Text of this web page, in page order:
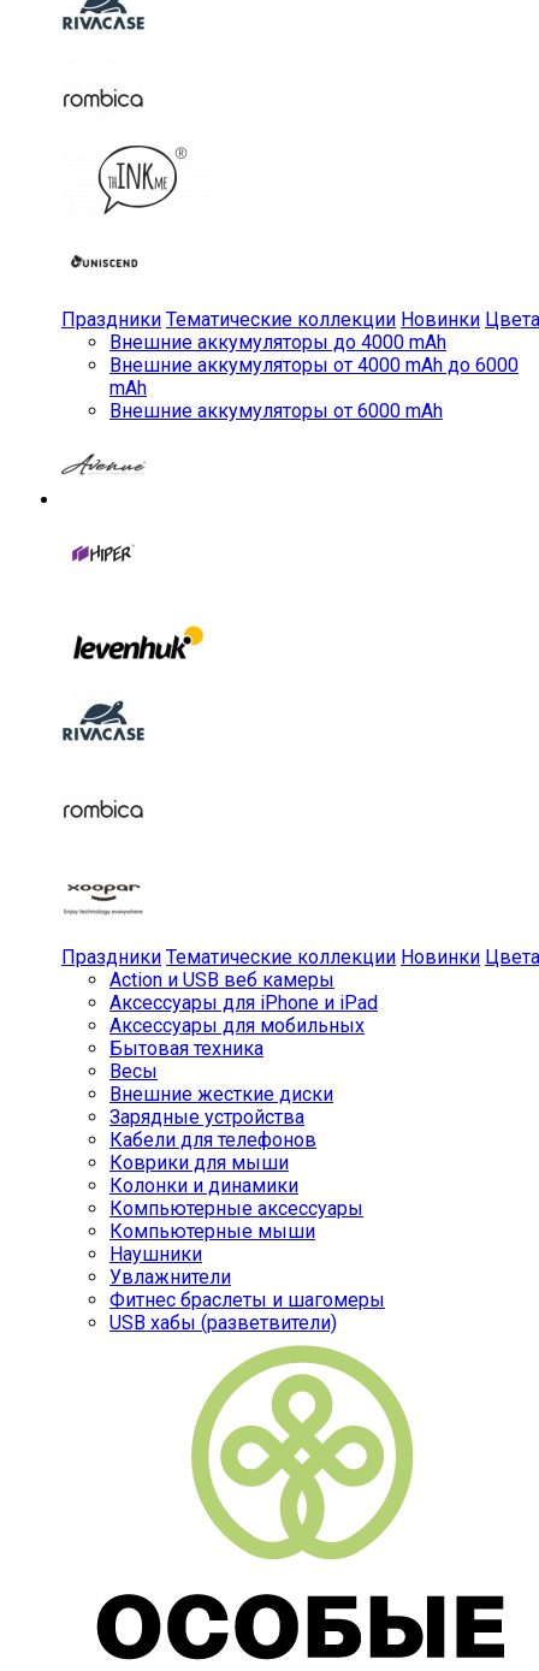
Праздники Тематические коллекции Новинки Цвета
Внешние аккумуляторы до 4000 mAh
Внешние аккумуляторы от 4000 mAh до 6000
mAh
Внешние аккумуляторы от 6000 mAh
Праздники Тематические коллекции Новинки Цвета
Action и USB веб камеры
Аксессуары для iPhone и iPad
Аксессуары для мобильных
Бытовая техника
Весы
Внешние жесткие диски
Зарядные устройства
Кабели для телефонов
Коврики для мыши
Колонки и динамики
Компьютерные аксессуары
Компьютерные мыши
Наушники
Увлажнители
Фитнес браслеты и шагомеры
USB хабы (разветвители)